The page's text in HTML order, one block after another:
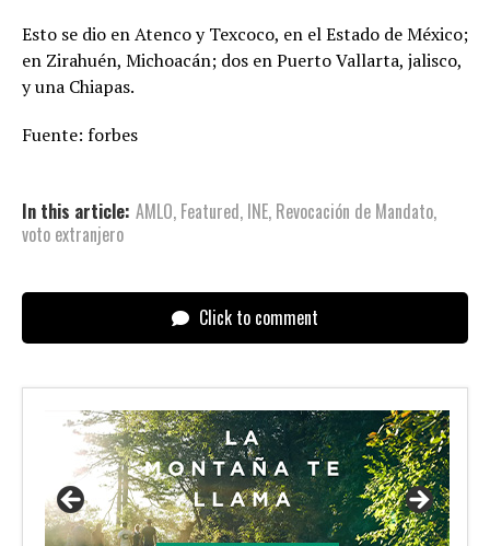
Esto se dio en Atenco y Texcoco, en el Estado de México;
en Zirahuén, Michoacán; dos en Puerto Vallarta, jalisco,
y una Chiapas.
Fuente: forbes
In this article: AMLO, Featured, INE, Revocación de Mandato,
voto extranjero
Click to comment